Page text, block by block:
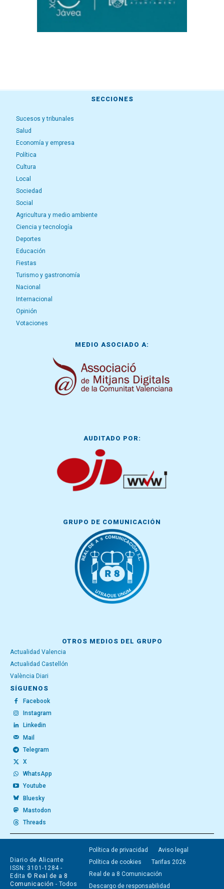
SECCIONES
Sucesos y tribunales
Salud
Economía y empresa
Política
Cultura
Local
Sociedad
Social
Agricultura y medio ambiente
Ciencia y tecnología
Deportes
Educación
Fiestas
Turismo y gastronomía
Nacional
Internacional
Opinión
Votaciones
MEDIO ASOCIADO A:
AUDITADO POR:
GRUPO DE COMUNICACIÓN
OTROS MEDIOS DEL GRUPO
Actualidad Valencia
Actualidad Castellón
València Diari
SÍGUENOS
Facebook
Instagram
Linkedin
Mail
Telegram
X
WhatsApp
Youtube
Bluesky
Mastodon
Threads
Diario de Alicante
ISSN: 3101-1284 -
Edita © Real de a 8
Comunicación - Todos
Política de privacidad
Aviso legal
Política de cookies
Tarifas 2026
Real de a 8 Comunicación
Descargo de responsabilidad